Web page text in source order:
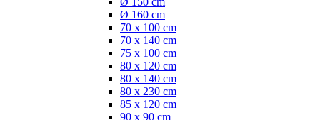
Ø 160 cm
70 x 100 cm
70 x 140 cm
75 x 100 cm
80 x 120 cm
80 x 140 cm
80 x 230 cm
85 x 120 cm
90 x 90 cm